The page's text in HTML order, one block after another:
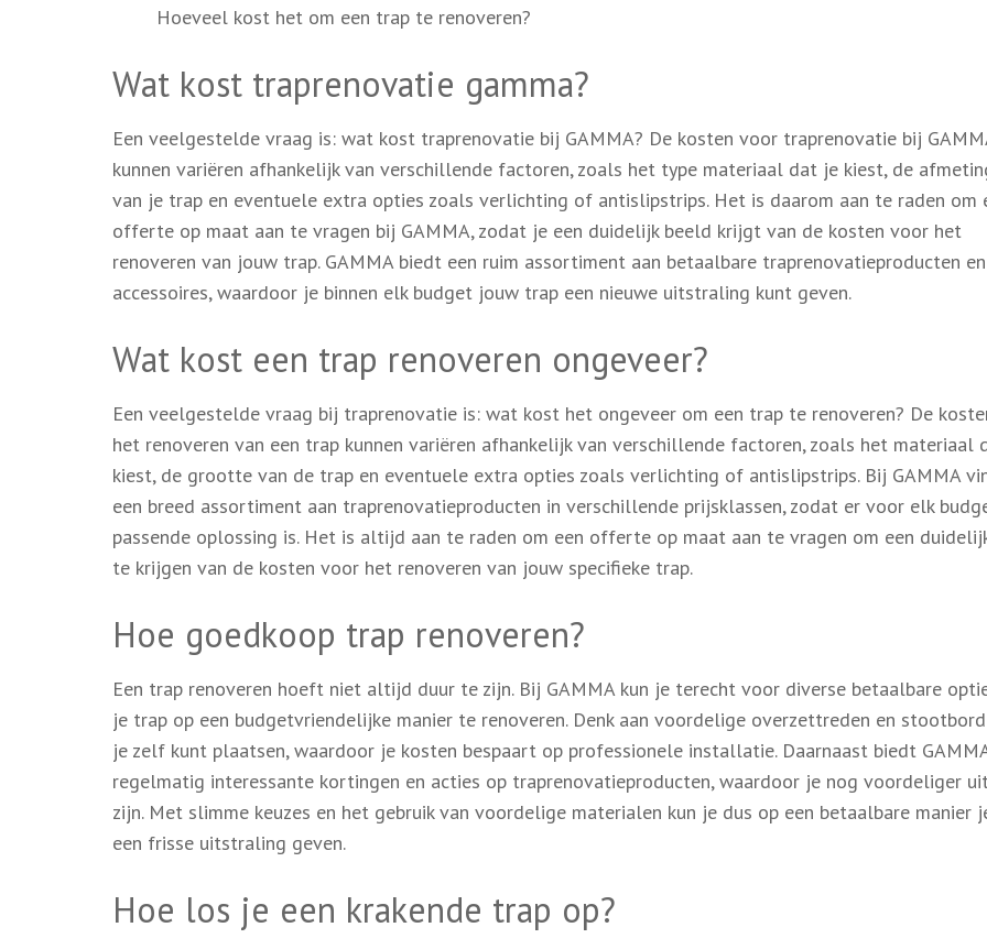
Hoeveel kost het om een trap te renoveren?
Wat kost traprenovatie gamma?
Een veelgestelde vraag is: wat kost traprenovatie bij GAMMA? De kosten voor traprenovatie bij
kunnen variëren afhankelijk van verschillende factoren, zoals het type materiaal dat je kiest, de
van je trap en eventuele extra opties zoals verlichting of antislipstrips. Het is daarom aan te raden om
offerte op maat aan te vragen bij GAMMA, zodat je een duidelijk beeld krijgt van de kosten voor het
renoveren van jouw trap. GAMMA biedt een ruim assortiment aan betaalbare traprenovatieproducten en
accessoires, waardoor je binnen elk budget jouw trap een nieuwe uitstraling kunt geven.
Wat kost een trap renoveren ongeveer?
Een veelgestelde vraag bij traprenovatie is: wat kost het ongeveer om een trap te renoveren? De
het renoveren van een trap kunnen variëren afhankelijk van verschillende factoren, zoals het materiaal
kiest, de grootte van de trap en eventuele extra opties zoals verlichting of antislipstrips. Bij GAMMA
een breed assortiment aan traprenovatieproducten in verschillende prijsklassen, zodat er voor elk
passende oplossing is. Het is altijd aan te raden om een offerte op maat aan te vragen om een
te krijgen van de kosten voor het renoveren van jouw specifieke trap.
Hoe goedkoop trap renoveren?
Een trap renoveren hoeft niet altijd duur te zijn. Bij GAMMA kun je terecht voor diverse betaalbare
je trap op een budgetvriendelijke manier te renoveren. Denk aan voordelige overzettreden en
je zelf kunt plaatsen, waardoor je kosten bespaart op professionele installatie. Daarnaast biedt
regelmatig interessante kortingen en acties op traprenovatieproducten, waardoor je nog voordeliger
zijn. Met slimme keuzes en het gebruik van voordelige materialen kun je dus op een betaalbare manier
een frisse uitstraling geven.
Hoe los je een krakende trap op?